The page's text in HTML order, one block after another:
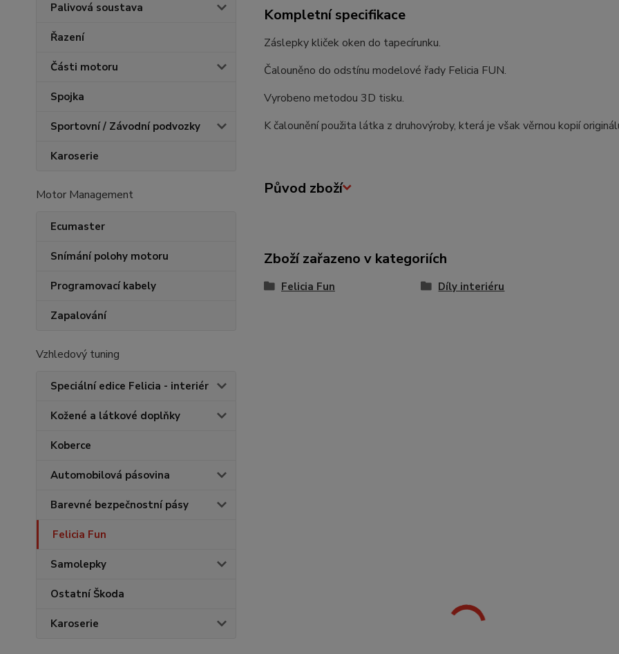
Palivová soustava
Řazení
Části motoru
Spojka
Sportovní / Závodní podvozky
Karoserie
Motor Management
Ecumaster
Snímání polohy motoru
Programovací kabely
Zapalování
Vzhledový tuning
Speciální edice Felicia - interiér
Kožené a látkové doplňky
Koberce
Automobilová pásovina
Barevné bezpečnostní pásy
Felicia Fun
Samolepky
Ostatní Škoda
Karoserie
Kompletní specifikace
Záslepky kliček oken do tapecírunku.
Čalouněno do odstínu modelové řady Felicia FUN.
Vyrobeno metodou 3D tisku.
K čalounění použita látka z druhovýroby, která je však věrnou kopií
Původ zboží
Zboží zařazeno v kategoriích
Felicia Fun Díly interiéru